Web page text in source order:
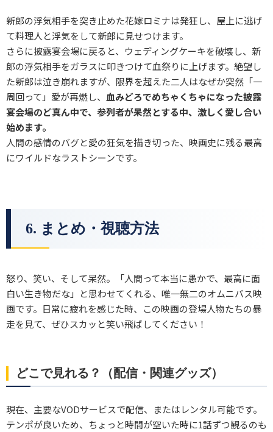
新郎の浮気相手を突き止めた花嫁ロミナは発狂し、屋上に逃げ
て料理人と浮気をして新郎に見せつけます。
さらに披露宴会場に戻ると、ウェディングケーキを破壊し、新
郎の浮気相手をガラスに叩きつけて血祭りに上げます。絶望し
た新郎は泣き崩れますが、限界を超えた二人はなぜか突然「一
周回って」愛が再燃し、 血みどろでめちゃくちゃになった披露
宴会場のど真ん中で、参列者が呆然とする中、激しく愛し合い
始めます。
人間の感情のバグと愛の狂気を描き切った、映画史に残る最高
にワイルドなラストシーンです。
6. まとめ・視聴方法
怒り、笑い、そして呆然。「人間って本当に愚かで、最高に面
白い生き物だな」と思わせてくれる、唯一無二のオムニバス映
画です。日常に疲れを感じた時、この映画の登場人物たちの暴
走を見て、ぜひスカッと笑い飛ばしてください！
どこで見れる？（配信・関連グッズ）
現在、主要なVODサービスで配信、またはレンタル可能です。
テンポが良いため、ちょっと時間が空いた時に1話ずつ観るのも